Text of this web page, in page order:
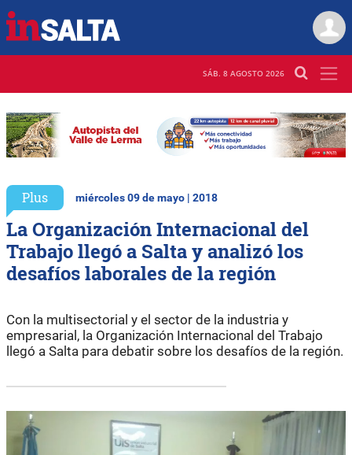
SÁB. 8 AGOSTO 2026
Plus miércoles 09 de mayo | 2018
La Organización Internacional del
Trabajo llegó a Salta y analizó los
desafíos laborales de la región
Con la multisectorial y el sector de la industria y
empresarial, la Organización Internacional del Trabajo
llegó a Salta para debatir sobre los desafíos de la región.